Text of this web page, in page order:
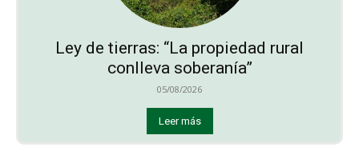
Ley de tierras: “La propiedad rural
conlleva soberanía”
05/08/2026
Leer más